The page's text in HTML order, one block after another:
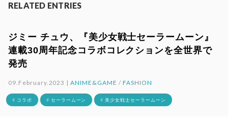
RELATED ENTRIES
ジミー チュウ、『美少女戦士セーラームーン』
連載30周年記念コラボコレクションを全世界で
発売
09.February.2023 |ANIME&GAME / FASHION
# コラボ # セーラームーン # 美少女戦士セーラームーン